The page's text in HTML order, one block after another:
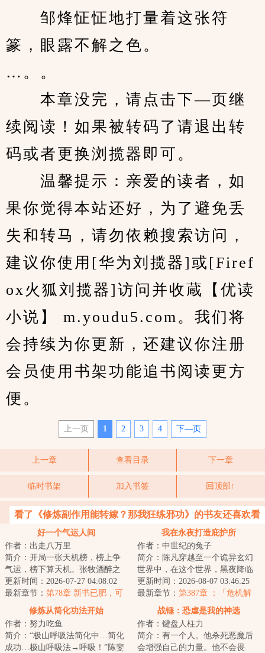
邹烽怔怔地打量着这张符
篆，眼露不解之色。
…。。
本章没完，请点击下—页继
续阅读！如果被转码了请退出转
码或者更换浏揽器即可。
温馨提示：亲爱的读者，如
果你觉得本站还好，为了避免丢
失和转马，请勿依赖搜索访问，
建议你使用[华为刘揽器]或[Firef
ox火狐刘揽器]访问并收蔵【优读
小说】 m.youdu5.com。我们将
会持续为你更新，还建议你注册
会员使用书架功能追书阅读更方
便。
上一页 1 2 3 4 下—页
上一章 查看目录 下一章
临时书架 加入书签 回顶部↑
看了《修炼副作用能转嫁？那我狂练邪功》的书友还喜欢看
好一个气运人间
作者：出走八万里
简介：开局一张天机榜，榜上争
气运，榜下算天机。张牧酒醉之
间，穿越到了这个聚气运，修武
道的世界。有人...
更新时间：2026-07-27 04:08:02
最新章节： 第78章 新书已肥，可
我在永夜打造庇护所
作者：中世纪的兔子
简介：陈凡穿越至一个诡异玄幻
世界中，在这个世界，黑夜降临
后，无数诡物肆虐人间。他通过
穿越自带的永夜...
更新时间：2026-08-07 03:46:25
最新章节： 第387章 ：「危机解
除。」
修炼从简化功法开始
作者：努力吃鱼
简介：“极山呼吸法简化中…简化
成功…极山呼吸法→呼吸！”陈斐
战锤：恐虐是我的神选
作者：键盘人柱力
简介：有一个人。他杀死恶魔后
会增强自己的力量。他不会畏